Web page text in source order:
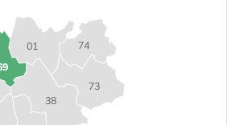
01
38
73
74